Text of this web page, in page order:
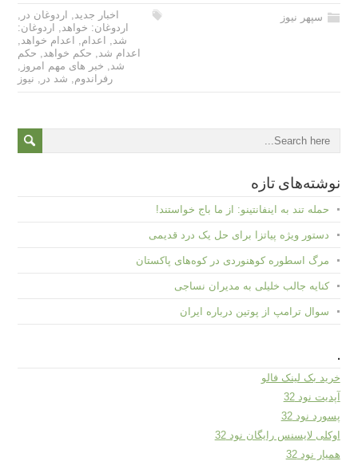
سپهر نیوز اخبار جدید, اردوغان در ,
اردوغان: خواهد, اردوغان:
شد, اعدام, اعدام خواهد,
اعدام شد, حکم خواهد, حکم
شد, خبر های مهم امروز ,
رفراندوم, شد در , نیوز
نوشته‌های تازه
حمله تند به اینفانتینو: از ما باج خواستند!
دستور ویژه پیاتزا برای حل یک درد قدیمی
مرگ اسطوره کوهنوردی در کوه‌های پاکستان
کنایه جالب خلیلی به مدیران نساجی
سوال ترامپ از پوتین درباره ایران
.
خرید بک لینک فالو
آپدیت نود 32
پسورد نود 32
اوکلی لایسنس رایگان نود 32
همیار نود 32